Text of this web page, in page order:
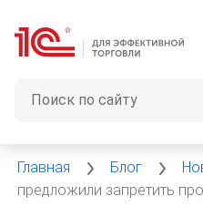
Главная Блог
предложили запретить